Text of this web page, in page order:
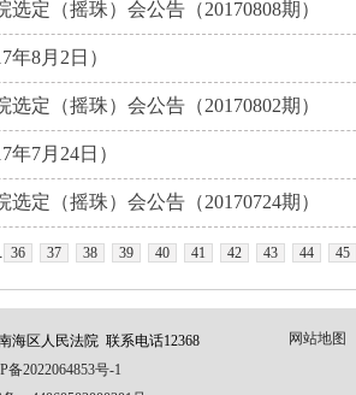
定（摇珠）会公告（20170808期）
8月2日）
定（摇珠）会公告（20170802期）
7月24日）
定（摇珠）会公告（20170724期）
36 37 38 39 40 41 42 43 44 45
海区人民法院 联系电话12368
备2022064853号-1
网站地图